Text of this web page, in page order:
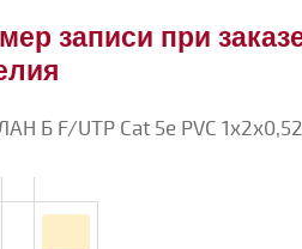
записи при
Б F/UTP Cat 5e PVC